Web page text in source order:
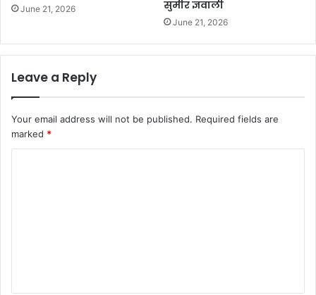
June 21, 2026 सुमीर ज्ञवाली
June 21, 2026
Leave a Reply
Your email address will not be published. Required fields are
marked *